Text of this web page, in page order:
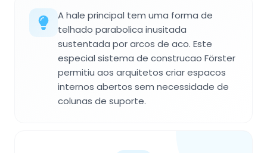
A hale principal tem uma forma de
telhado parabolica inusitada
sustentada por arcos de aco. Este
especial sistema de construcao Förster
permitiu aos arquitetos criar espacos
internos abertos sem necessidade de
colunas de suporte.